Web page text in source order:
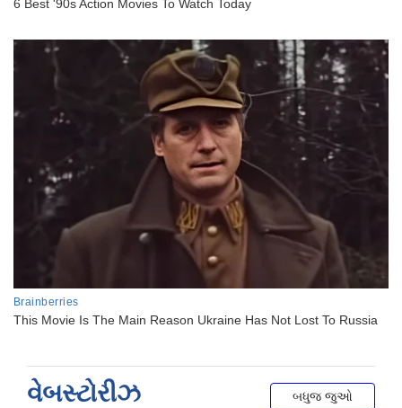
વેબસ્ટોરીઝ બધુજ જુઓ